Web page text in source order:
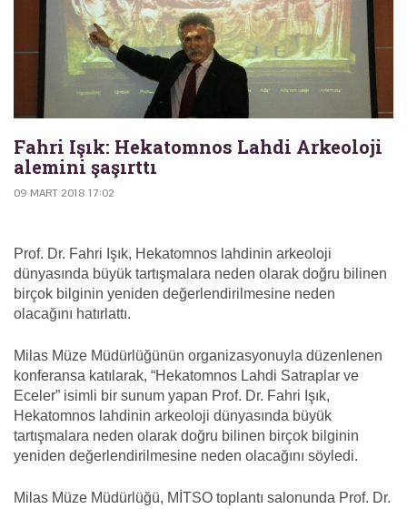
Fahri Işık: Hekatomnos Lahdi Arkeoloji
alemini şaşırttı
09 MART 2018 17:02
Prof. Dr. Fahri Işık, Hekatomnos lahdinin arkeoloji
dünyasında büyük tartışmalara neden olarak doğru bilinen
birçok bilginin yeniden değerlendirilmesine neden
olacağını hatırlattı.
Milas Müze Müdürlüğünün organizasyonuyla düzenlenen
konferansa katılarak, “Hekatomnos Lahdi Satraplar ve
Eceler” isimli bir sunum yapan Prof. Dr. Fahri Işık,
Hekatomnos lahdinin arkeoloji dünyasında büyük
tartışmalara neden olarak doğru bilinen birçok bilginin
yeniden değerlendirilmesine neden olacağını söyledi.
Milas Müze Müdürlüğü, MİTSO toplantı salonunda Prof. Dr.